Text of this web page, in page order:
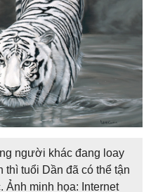
người khác đang loay
thì tuổi Dần đã có thể tận
Ảnh minh họa: Internet